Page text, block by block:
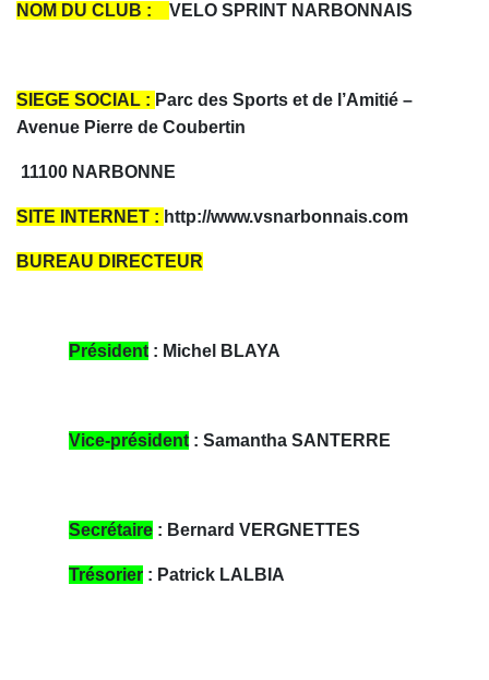
NOM DU CLUB : VELO SPRINT NARBONNAIS
SIEGE SOCIAL : Parc des Sports et de l’Amitié –
Avenue Pierre de Coubertin
11100 NARBONNE
SITE INTERNET : http://www.vsnarbonnais.com
BUREAU DIRECTEUR
Président : Michel BLAYA
Vice-président : Samantha SANTERRE
Secrétaire : Bernard VERGNETTES
Trésorier : Patrick LALBIA